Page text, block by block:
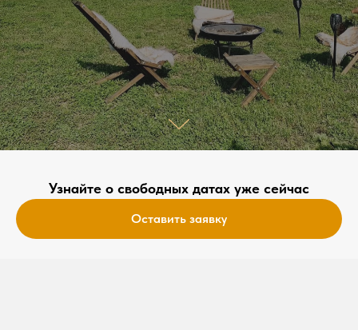
Узнайте о свободных датах уже сейчас
Оставить заявку